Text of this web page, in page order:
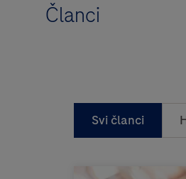
Članci